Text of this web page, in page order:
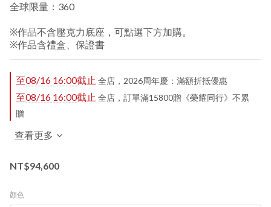
全球限量：360
※作品不含壓克力底座，可點選下方加購。
※作品含禮盒、保證書
至08/16 16:00截止 全店，2026周年慶：滿額折抵優惠
至08/16 16:00截止 全店，訂單滿15800贈《榮耀同行》不累
贈
查看更多
NT$94,600
顏色